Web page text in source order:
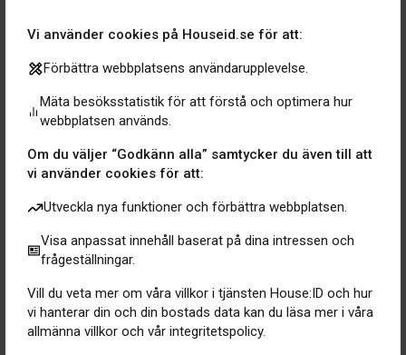
Vi använder cookies på Houseid.se för att:
Förbättra webbplatsens användarupplevelse.
Mäta besöksstatistik för att förstå och optimera hur
webbplatsen används.
Om du väljer “Godkänn alla” samtycker du även till att
vi använder cookies för att:
Utveckla nya funktioner och förbättra webbplatsen.
Visa anpassat innehåll baserat på dina intressen och
frågeställningar.
Vill du veta mer om våra villkor i tjänsten House:ID och hur
vi hanterar din och din bostads data kan du läsa mer i våra
allmänna villkor och vår integritetspolicy.
BostadsCheck så går en Expert inte bara igenom
Fasaden utan hela din bostad och ger dig en tydlig bild
om vad som behöver åtgärdas och när, vilka risker som
läsa mer här.